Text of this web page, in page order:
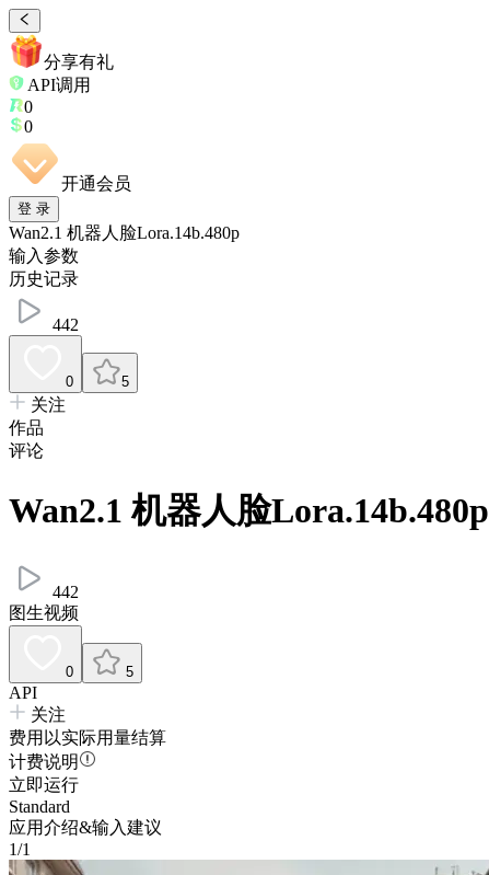
分享有礼
API调用
0
0
开通会员
登 录
Wan2.1 机器人脸Lora.14b.480p
输入参数
历史记录
442
0 5
关注
作品
评论
Wan2.1 机器人脸Lora.14b.480p
442
图生视频
0 5
API
关注
费用以实际用量结算
计费说明
立即运行
Standard
应用介绍&输入建议
1/1